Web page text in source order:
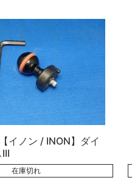
イノン / INON】ダイ
在庫切れ